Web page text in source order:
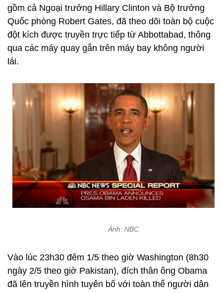
gồm cả Ngoại trưởng Hillary Clinton và Bộ trưởng
Quốc phòng Robert Gates, đã theo dõi toàn bộ cuộc
đột kích được truyền trực tiếp từ Abbottabad, thông
qua các máy quay gắn trên máy bay không người
lái.
Ảnh: NBC
Vào lúc 23h30 đêm 1/5 theo giờ Washington (8h30
ngày 2/5 theo giờ Pakistan), đích thân ông Obama
đã lên truyền hình tuyên bố với toàn thể người dân